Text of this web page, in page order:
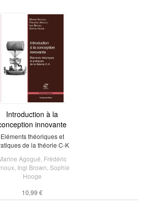
Introduction à la
innovante
Eléments théoriques et
de la théorie C-K
Agogué Frédéric
Ingi Brown Sophie
Hooge
10,99 €